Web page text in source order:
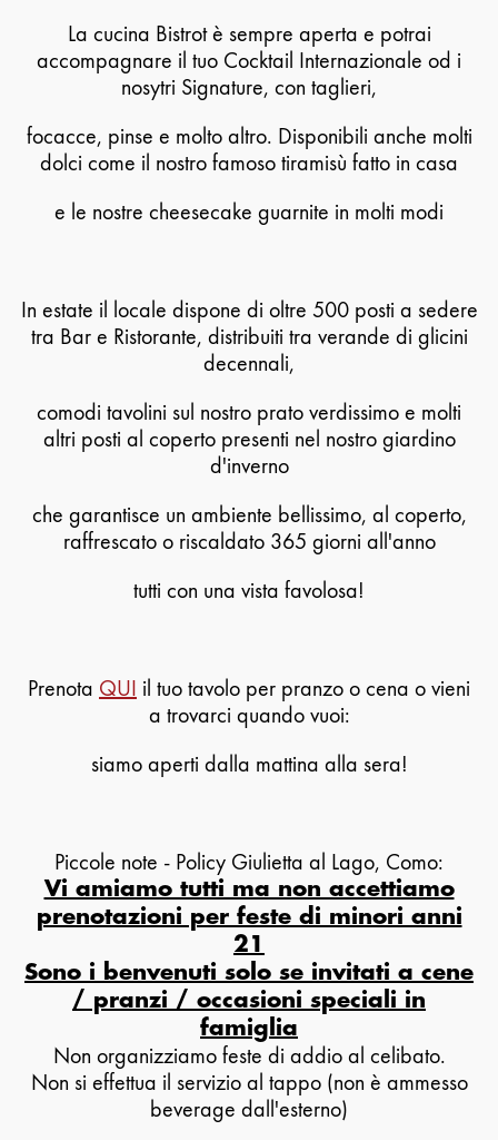
La cucina Bistrot è sempre aperta e potrai
accompagnare il tuo Cocktail Internazionale od i
nosytri Signature, con taglieri,
focacce, pinse e molto altro. Disponibili anche molti
dolci come il nostro famoso tiramisù fatto in casa
e le nostre cheesecake guarnite in molti modi
In estate il locale dispone di oltre 500 posti a sedere
tra Bar e Ristorante, distribuiti tra verande di glicini
decennali,
comodi tavolini sul nostro prato verdissimo e molti
altri posti al coperto presenti nel nostro giardino
d'inverno
che garantisce un ambiente bellissimo, al coperto,
raffrescato o riscaldato 365 giorni all'anno
tutti con una vista favolosa!
Prenota QUI il tuo tavolo per pranzo o cena o vieni
a trovarci quando vuoi:
siamo aperti dalla mattina alla sera!
Piccole note - Policy Giulietta al Lago, Como:
Vi amiamo tutti ma non accettiamo
prenotazioni per feste di minori anni
21
Sono i benvenuti solo se invitati a cene
/ pranzi / occasioni speciali in
famiglia
Non organizziamo feste di addio al celibato.
Non si effettua il servizio al tappo (non è ammesso
beverage dall'esterno)